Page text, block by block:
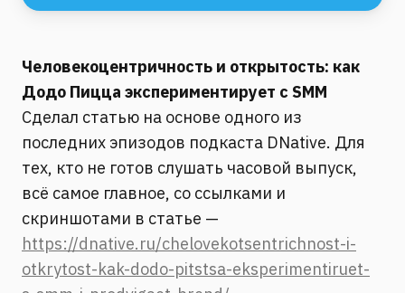
Человекоцентричность и открытость: как
Додо Пицца экспериментирует с SMM
Сделал статью на основе одного из
последних эпизодов подкаста DNative. Для
тех, кто не готов слушать часовой выпуск,
всё самое главное, со ссылками и
скриншотами в статье —
https://dnative.ru/chelovekotsentrichnost-i-
otkrytost-kak-dodo-pitstsa-eksperimentiruet-